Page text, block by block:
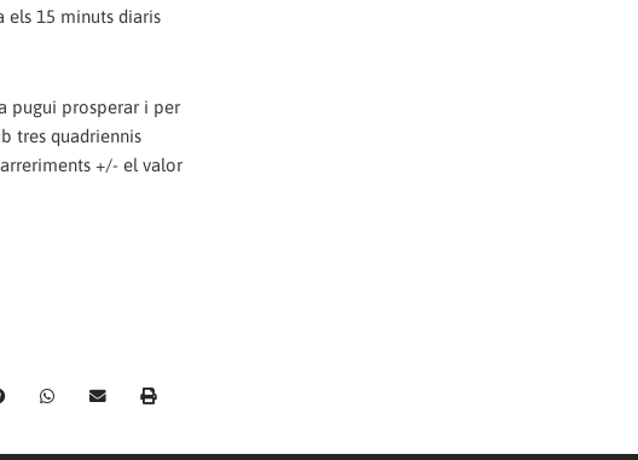
els 15 minuts diaris
pugui prosperar i per
tres quadriennis
+/- el valor